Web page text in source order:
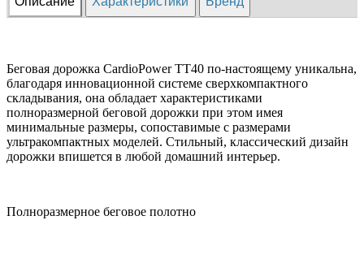
Беговая дорожка CardioPower TT40 по-настоящему уникальна,
благодаря инновационной системе сверхкомпактного
складывания, она обладает характеристиками
полноразмерной беговой дорожки при этом имея
минимальные размеры, сопоставимые с размерами
ультракомпактных моделей. Стильный, классический дизайн
дорожки впишется в любой домашний интерьер.
Полноразмерное беговое полотно